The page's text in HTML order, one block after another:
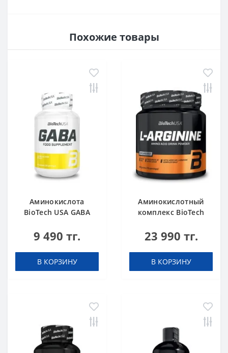
Похожие товары
Аминокислота
BioTech USA GABA
капсул
9 490 тг.
В КОРЗИНУ
Аминокислотный
комплекс BioTech
unflavoured 300 g
23 990 тг.
В КОРЗИНУ